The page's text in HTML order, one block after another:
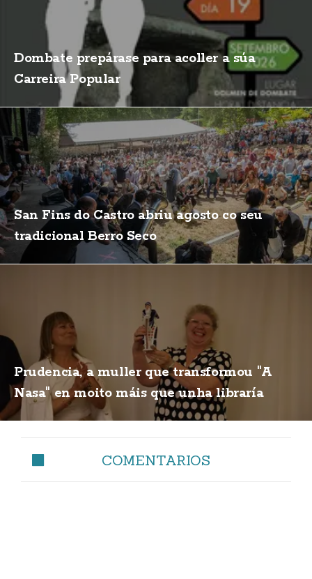
Dombate prepárase para acoller a súa
Carreira Popular
San Fins do Castro abriu agosto co seu
tradicional Berro Seco
Prudencia, a muller que transformou "A
Nasa" en moito máis que unha libraría
COMENTARIOS